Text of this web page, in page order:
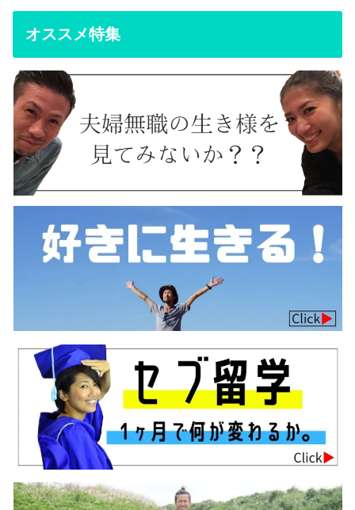
オススメ特集